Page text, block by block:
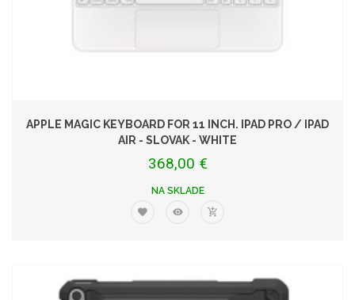
APPLE MAGIC KEYBOARD FOR 11 INCH. IPAD PRO / IPAD
AIR - SLOVAK - WHITE
368,00 €
NA SKLADE